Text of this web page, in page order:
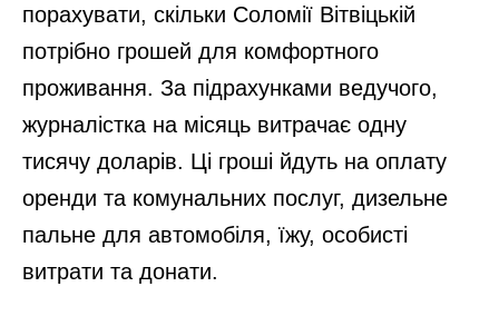
порахувати, скільки Соломії Вітвіцькій
потрібно грошей для комфортного
проживання. За підрахунками ведучого,
журналістка на місяць витрачає одну
тисячу доларів. Ці гроші йдуть на оплату
оренди та комунальних послуг, дизельне
пальне для автомобіля, їжу, особисті
витрати та донати.